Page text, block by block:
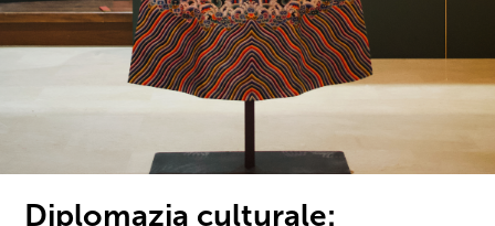
Diplomazia culturale: